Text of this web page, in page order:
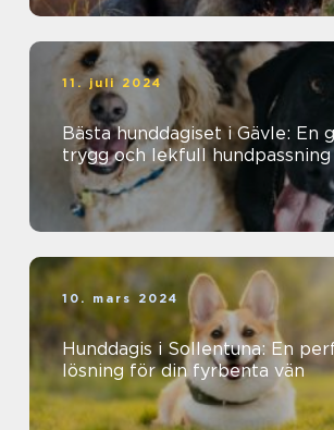
11. juli 2024
Bästa hunddagiset i Gävle: En
trygg och lekfull hundpassning
10. mars 2024
Hunddagis i Sollentuna: En
lösning för din fyrbenta vän